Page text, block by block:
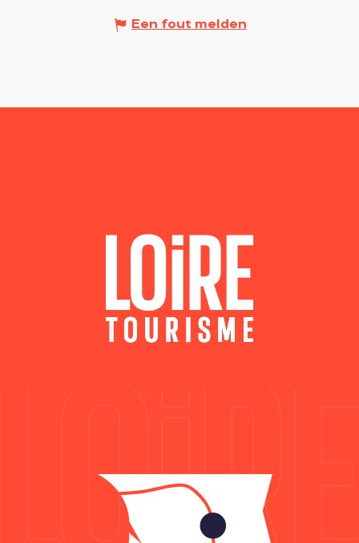
Een fout melden